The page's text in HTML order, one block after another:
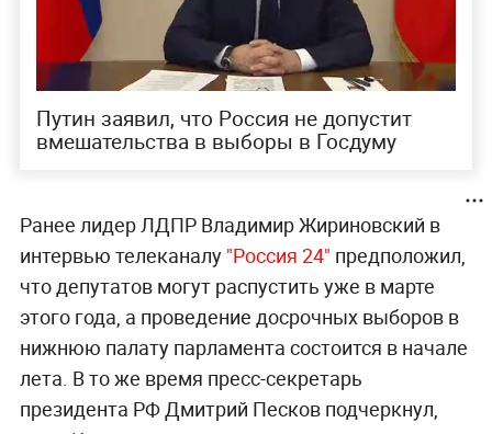
Путин заявил, что Россия не допустит
вмешательства в выборы в Госдуму
Ранее лидер ЛДПР Владимир Жириновский в
интервью телеканалу "Россия 24" предположил,
что депутатов могут распустить уже в марте
этого года, а проведение досрочных выборов в
нижнюю палату парламента состоится в начале
лета. В то же время пресс-секретарь
президента РФ Дмитрий Песков подчеркнул,